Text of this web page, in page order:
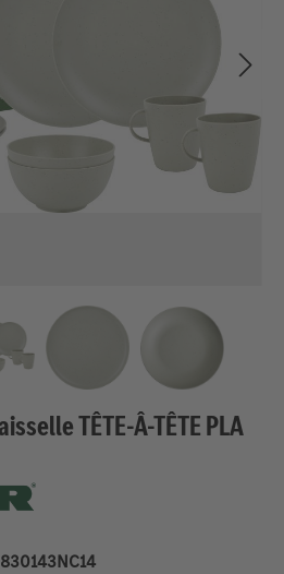
TÊTE-Â-TÊTE PLA